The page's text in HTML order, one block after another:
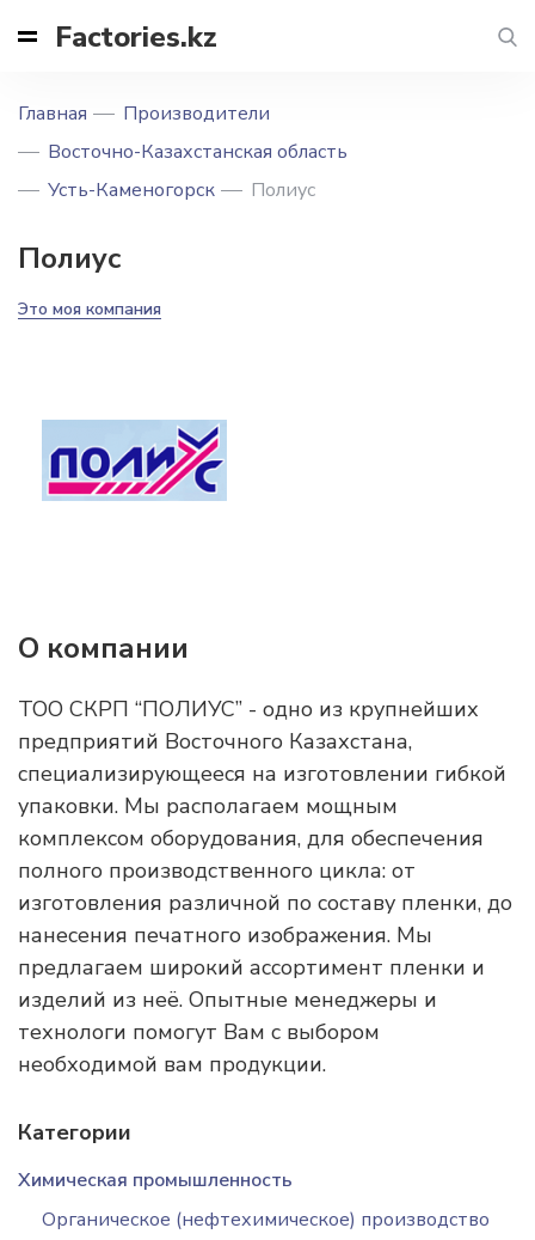
Factories.kz
Главная
Производители
Восточно-Казахстанская область
Усть-Каменогорск
Полиус
Полиус
Это моя компания
О компании
ТОО СКРП “ПОЛИУС” - одно из крупнейших
предприятий Восточного Казахстана,
специализирующееся на изготовлении гибкой
упаковки. Мы располагаем мощным
комплексом оборудования, для обеспечения
полного производственного цикла: от
изготовления различной по составу пленки, до
нанесения печатного изображения. Мы
предлагаем широкий ассортимент пленки и
изделий из неё. Опытные менеджеры и
технологи помогут Вам с выбором
необходимой вам продукции.
Категории
Химическая промышленность
Органическое (нефтехимическое) производство